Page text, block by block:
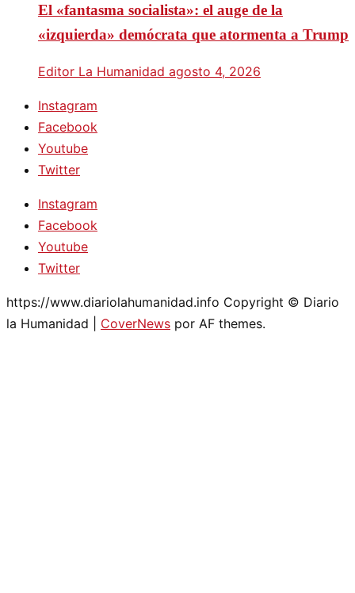
El «fantasma socialista»: el auge de la
«izquierda» demócrata que atormenta a Trump
Editor La Humanidad agosto 4, 2026
Instagram
Facebook
Youtube
Twitter
Instagram
Facebook
Youtube
Twitter
https://www.diariolahumanidad.info Copyright © Diario
la Humanidad
CoverNews por AF themes.